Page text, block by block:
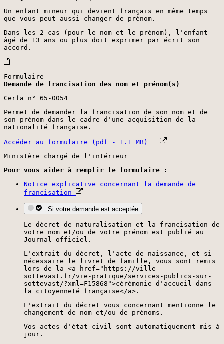
Un enfant mineur qui devient français en même temps
que vous peut aussi changer de prénom.
Dans les 2 cas (pour le nom et le prénom), l'enfant
âgé de 13 ans ou plus doit exprimer par écrit son
accord.
Formulaire
Demande de francisation des nom et prénom(s)
Cerfa n° 65-0054
Permet de demander la francisation de son nom et de
son prénom dans le cadre d'une acquisition de la
nationalité française.
Accéder au formulaire (pdf - 1.1 MB)
Ministère chargé de l'intérieur
Pour vous aider à remplir le formulaire :
Notice explicative concernant la demande de
francisation
Si votre demande est acceptée
Le décret de naturalisation et la francisation de
votre nom et/ou de votre prénom est publié au
Journal officiel.
L'extrait du décret, l'acte de naissance, et si
nécessaire le livret de famille, vous sont remis
lors de la <a href="https://ville-
sottevast.fr/vie-pratique/services-publics-sur-
sottevast/?xml=F15868">cérémonie d'accueil dans
la citoyenneté française</a>.
L'extrait du décret vous concernant mentionne le
changement de nom et/ou de prénoms.
Vos actes d'état civil sont automatiquement mis à
jour.